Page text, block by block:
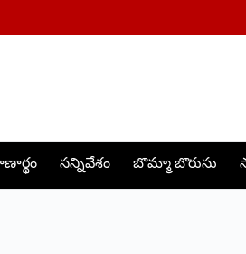
సన్నివేశం బొమ్మా బొరుసు